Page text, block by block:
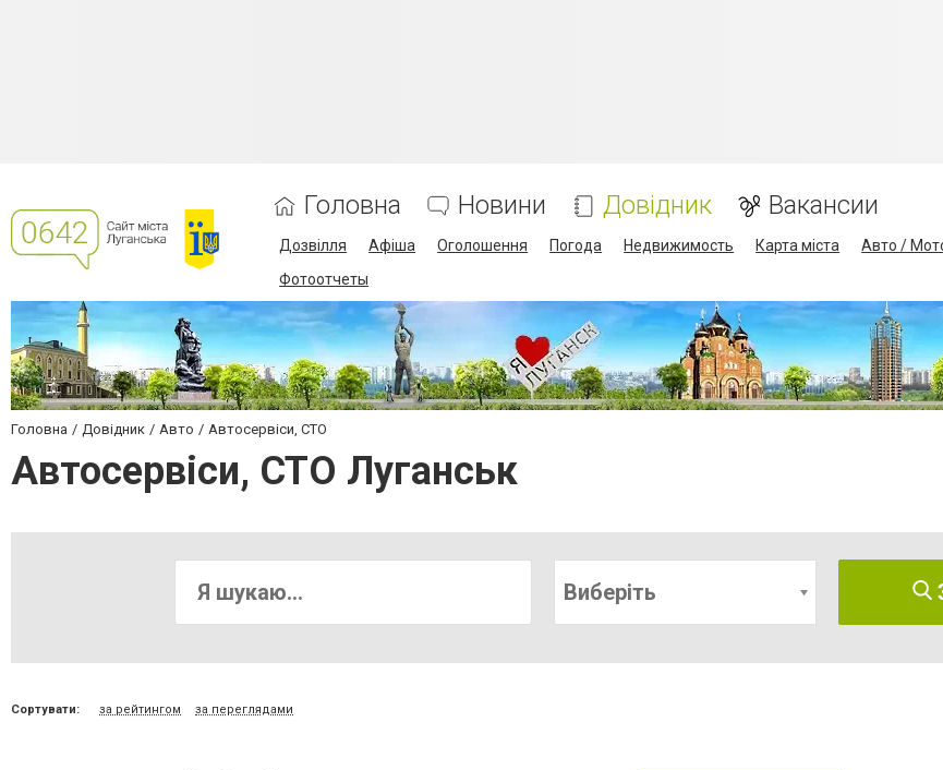
Головна Новини Довідник Вакансии
Дозвілля Афіша Оголошення Погода Недвижимость Карта міста Авто /
Фотоотчеты
Головна Довідник Авто Автосервіси, СТО
Автосервіси, СТО Луганськ
Виберіть
Сортувати: за рейтингом за переглядами